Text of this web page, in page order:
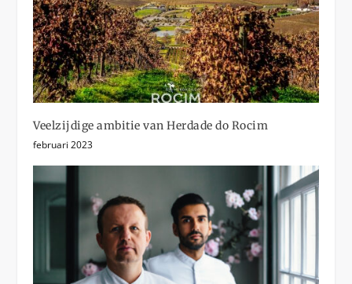
Veelzijdige ambitie van Herdade do Rocim
februari 2023